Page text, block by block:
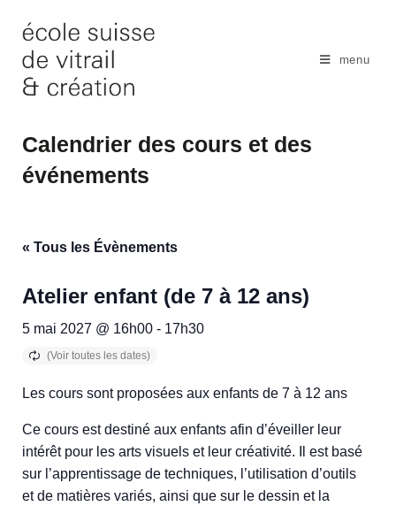
content
menu
Calendrier des cours et des
événements
« Tous les Évènements
Atelier enfant (de 7 à 12 ans)
5 mai 2027 @ 16h00 - 17h30
Les cours sont proposées aux enfants de 7 à 12 ans
Ce cours est destiné aux enfants afin d’éveiller leur
intérêt pour les arts visuels et leur créativité. Il est basé
sur l’apprentissage de techniques, l’utilisation d’outils
et de matières variés, ainsi que sur le dessin et la